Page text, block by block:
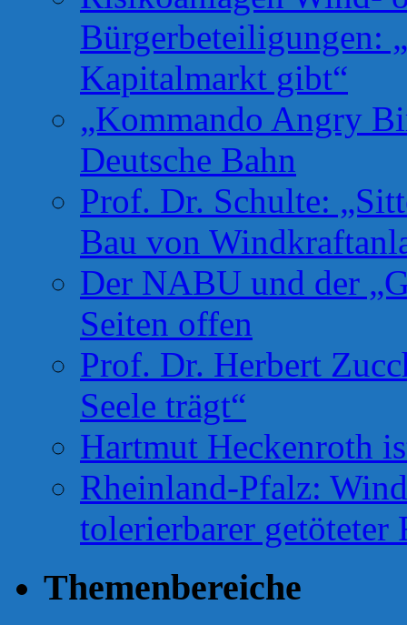
Bürgerbeteiligungen:
Kapitalmarkt gibt“
„Kommando Angry
Deutsche Bahn
Prof. Dr. Schulte:
Bau von
Der NABU und der
Seiten offen
Prof. Dr. Herbert
Seele trägt“
Hartmut Heckenroth
Rheinland-Pfalz:
tolerierbarer getöteter
Themenbereiche